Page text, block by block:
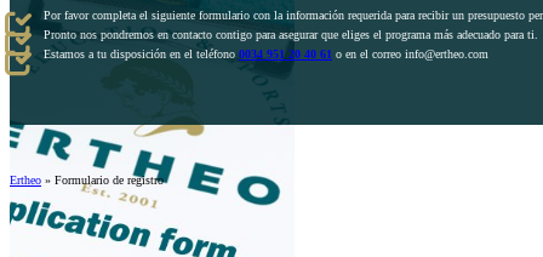
Por favor completa el siguiente formulario con la información requerida para recibir un presupuesto
Pronto nos pondremos en contacto contigo para asegurar que eliges el programa más adecuado para ti.
Estamos a tu disposición en el teléfono 0034 951 20 40 61 o en el correo info@ertheo.com
Ertheo » Formulario de registro